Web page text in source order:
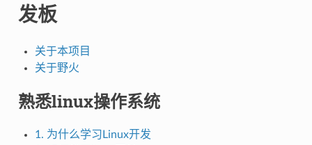
发板
关于本项目
关于野火
熟悉linux操作系统
1. 为什么学习Linux开发